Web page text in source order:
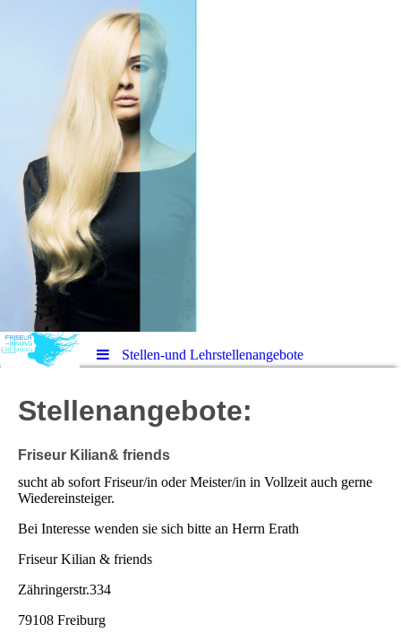
Stellen-und Lehrstellenangebote
Stellenangebote:
Friseur Kilian& friends
sucht ab sofort Friseur/in oder Meister/in in Vollzeit auch gerne
Wiedereinsteiger.
Bei Interesse wenden sie sich bitte an Herrn Erath
Friseur Kilian & friends
Zähringerstr.334
79108 Freiburg